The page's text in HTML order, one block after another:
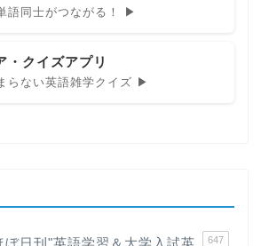
語同士がつながる！ ▶
・クイズアプリ
らない英語雑学クイズ ▶
ぼ日刊"英語学習＆大学入試英
647